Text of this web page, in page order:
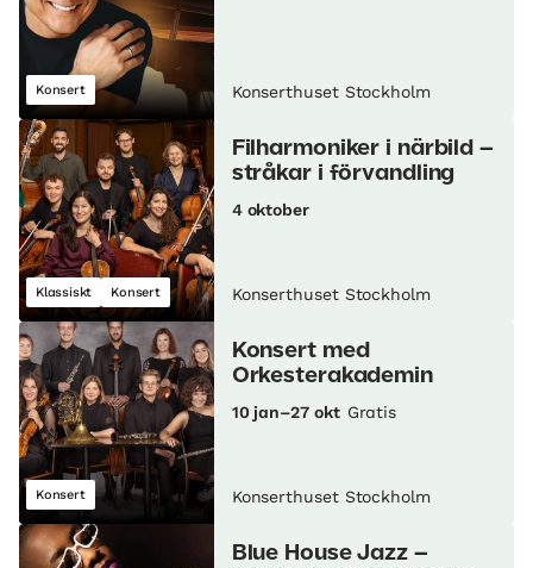
Konsert Konserthuset Stockholm
Klassiskt Konsert
Filharmoniker i närbild –
stråkar i förvandling
4 oktober
Konserthuset Stockholm
Konsert
Konsert med
Orkesterakademin
10 jan–27 okt Gratis
Konserthuset Stockholm
Blue House Jazz –